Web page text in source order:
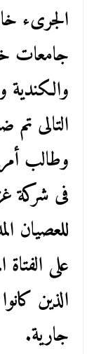
الجرىء
جامعات
والكندية
التالى
وطالب
فى شركة
للعصيان
على
الذين
جارية.